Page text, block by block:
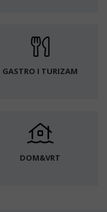
GASTRO I TURIZAM
DOM&VRT